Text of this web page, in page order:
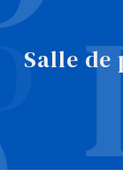
Salle de